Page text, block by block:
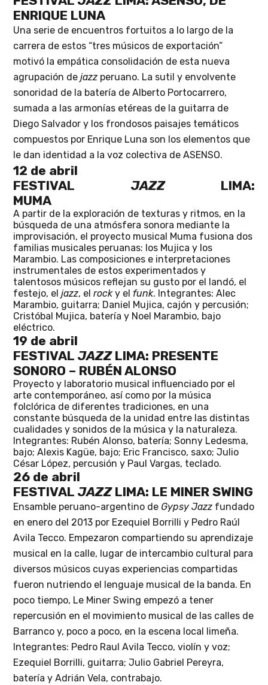
ENRIQUE LUNA
Una serie de encuentros fortuitos a lo largo de la
carrera de estos “tres músicos de exportación”
motivó la empática consolidación de esta nueva
agrupación dejazz peruano. La sutil y envolvente
sonoridad de la batería de Alberto Portocarrero,
sumada a las armonías etéreas de la guitarra de
DiegoSalvador y los frondosos paisajes temáticos
compuestos por Enrique Luna son los elementos que
le dan identidad a la voz colectiva de ASENSO.
12 de abril
FESTIVAL JAZZLIMA:
MUMA
A partir de la exploración de texturas y ritmos, en la
búsqueda de una atmósfera sonora mediante la
improvisación, el proyecto musical Muma fusiona dos
familias musicales peruanas: los Mujica y los
Marambio. Las composiciones e interpretaciones
instrumentales de estos experimentados y
talentosos músicos reflejan su gusto por el landó, el
festejo, eljazz, elrocky el funk. Integrantes:Alec
Marambio, guitarra; Daniel Mujica, cajón y percusión;
Cristóbal Mujica, batería y Noel Marambio, bajo
eléctrico.
19 de abril
FESTIVALJAZZ LIMA: PRESENTE
SONORO – RUBÉN ALONSO
Proyecto y laboratorio musical influenciado por el
arte contemporáneo, así como por la música
folclórica de diferentes tradiciones, en una
constante búsqueda de la unidad entre las distintas
cualidades y sonidos de la música y la naturaleza.
Integrantes: Rubén Alonso, batería; Sonny Ledesma,
bajo; Alexis Kagüe, bajo; Eric Francisco, saxo; Julio
César López, percusión y Paul Vargas, teclado.
26 de abril
FESTIVALJAZZ LIMA: LE MINER SWING
Ensamble peruano-argentino de Gypsy Jazz fundado
en enero del 2013 por Ezequiel Borrilli y Pedro Raúl
Avila Tecco. Empezaron compartiendo su aprendizaje
musical en la calle, lugar de intercambio cultural para
diversos músicos cuyas experiencias compartidas
fueron nutriendo el lenguaje musical de la banda. En
poco tiempo, Le Miner Swing empezó a tener
repercusión en el movimiento musical de las calles de
Barranco y, poco a poco, en la escena local limeña.
Integrantes: Pedro Raul Avila Tecco, violín y voz;
Ezequiel Borrilli, guitarra; Julio Gabriel Pereyra,
batería y Adrián Vela, contrabajo.